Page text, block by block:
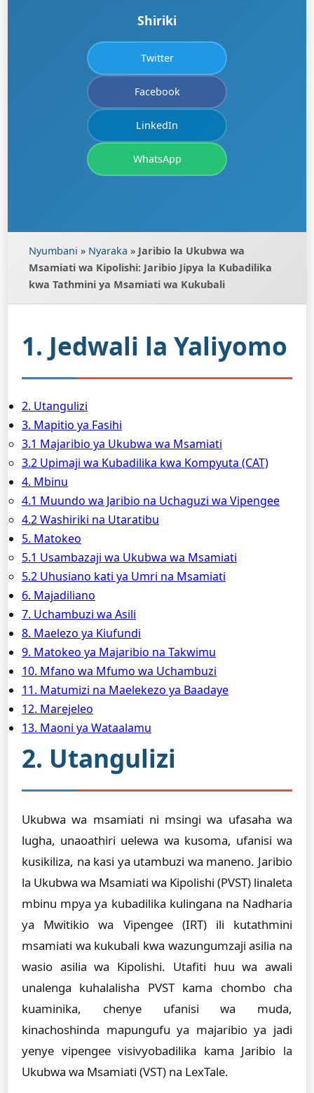
Shiriki
Twitter
Facebook
LinkedIn
WhatsApp
Nyumbani » Nyaraka » Jaribio la Ukubwa wa
Msamiati wa Kipolishi: Jaribio Jipya la Kubadilika
kwa Tathmini ya Msamiati wa Kukubali
1. Jedwali la Yaliyomo
2. Utangulizi
3. Mapitio ya Fasihi
3.1 Majaribio ya Ukubwa wa Msamiati
3.2 Upimaji wa Kubadilika kwa Kompyuta (CAT)
4. Mbinu
4.1 Muundo wa Jaribio na Uchaguzi wa Vipengee
4.2 Washiriki na Utaratibu
5. Matokeo
5.1 Usambazaji wa Ukubwa wa Msamiati
5.2 Uhusiano kati ya Umri na Msamiati
6. Majadiliano
7. Uchambuzi wa Asili
8. Maelezo ya Kiufundi
9. Matokeo ya Majaribio na Takwimu
10. Mfano wa Mfumo wa Uchambuzi
11. Matumizi na Maelekezo ya Baadaye
12. Marejeleo
13. Maoni ya Wataalamu
2. Utangulizi
Ukubwa wa msamiati ni msingi wa ufasaha wa
lugha, unaoathiri uelewa wa kusoma, ufanisi wa
kusikiliza, na kasi ya utambuzi wa maneno. Jaribio
la Ukubwa wa Msamiati wa Kipolishi (PVST) linaleta
mbinu mpya ya kubadilika kulingana na Nadharia
ya Mwitikio wa Vipengee (IRT) ili kutathmini
msamiati wa kukubali kwa wazungumzaji asilia na
wasio asilia wa Kipolishi. Utafiti huu wa awali
unalenga kuhalalisha PVST kama chombo cha
kuaminika, chenye ufanisi wa muda,
kinachoshinda mapungufu ya majaribio ya jadi
yenye vipengee visivyobadilika kama Jaribio la
Ukubwa wa Msamiati (VST) na LexTale.